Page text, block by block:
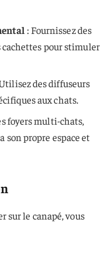
: Fournissez des
cachettes pour stimuler
des diffuseurs
aux chats.
foyers multi-chats,
son propre espace et
sur le canapé, vous